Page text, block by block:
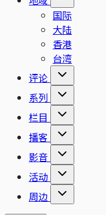
国际
大陆
香港
台湾
评论
系列
栏目
播客
影音
活动
周边